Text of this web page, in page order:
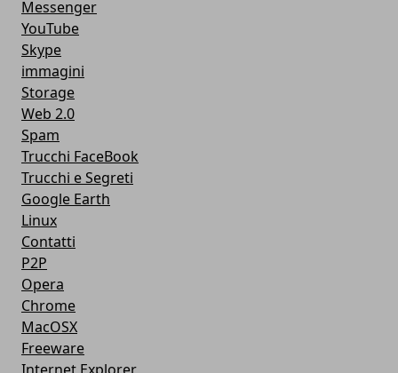
Messenger
YouTube
Skype
immagini
Storage
Web 2.0
Spam
Trucchi FaceBook
Trucchi e Segreti
Google Earth
Linux
Contatti
P2P
Opera
Chrome
MacOSX
Freeware